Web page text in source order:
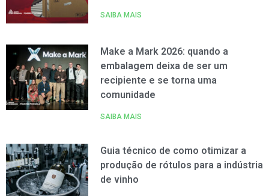
SAIBA MAIS
Make a Mark 2026: quando a
embalagem deixa de ser um
recipiente e se torna uma
comunidade
SAIBA MAIS
Guia técnico de como otimizar a
produção de rótulos para a indústria
de vinho